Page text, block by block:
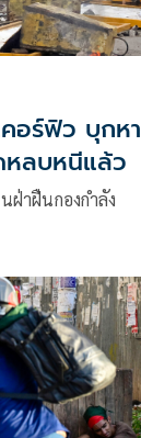
อร์ฟิว บุกหา
หลบหนีแล้ว
ฝ่าฝืนกองกำลัง